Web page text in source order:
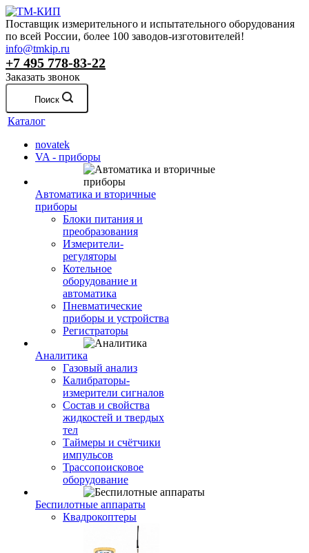
Поставщик измерительного и испытательного оборудования
по всей России, более 100 заводов-изготовителей!
info@tmkip.ru
+7 495 778-83-22
Заказать звонок
Поиск
Каталог
novatek
VA - приборы
Автоматика и вторичные
приборы
Блоки питания и
преобразования
Измерители-
регуляторы
Котельное
оборудование и
автоматика
Пневматические
приборы и устройства
Регистраторы
Аналитика
Газовый анализ
Калибраторы-
измерители сигналов
Состав и свойства
жидкостей и твердых
тел
Таймеры и счётчики
импульсов
Трассопоисковое
оборудование
Беспилотные аппараты
Квадрокоптеры